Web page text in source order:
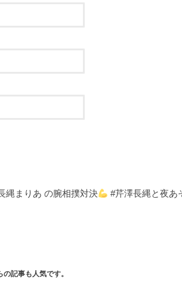
縄まりあ の腕相撲対決 #芹澤長縄と夜あ
の記事も人気です。